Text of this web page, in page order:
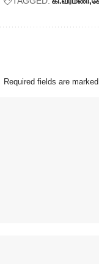
Required fields are marked